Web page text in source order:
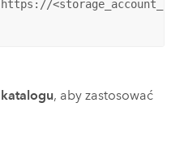
, aby zastosować